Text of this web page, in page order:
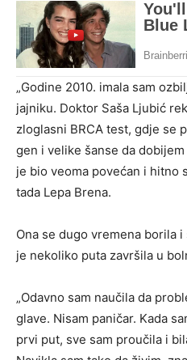
„Godine 2010. imala sam
jajniku. Doktor Saša Ljubić
zloglasni BRCA test, gdje se
gen i velike šanse da
je bio veoma povećan i hitno
tada Lepa Brena.
Ona se dugo vremena borila
je nekoliko puta završila u
„Odavno sam naučila da
glave. Nisam paničar. Kada
prvi put, sve sam proučila i